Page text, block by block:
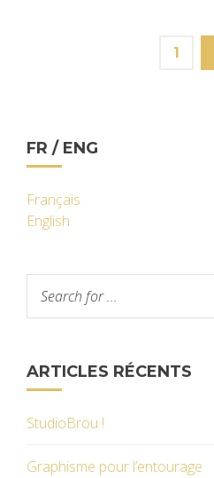
1
FR / ENG
Français
English
ARTICLES RÉCENTS
StudioBrou !
Graphisme pour l’entourage